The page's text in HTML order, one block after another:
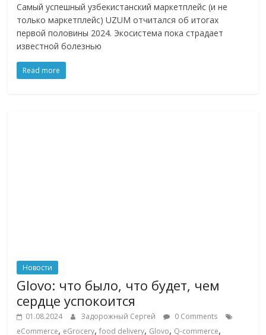
Самый успешный узбекистанский маркетплейс (и не
только маркетплейс) UZUM отчитался об итогах
первой половины 2024. Экосистема пока страдает
известной болезнью
Read more
Новости
Glovo: что было, что будет, чем
сердце успокоится
01.08.2024 Задорожный Сергей
0 Comments
eCommerce, eGrocery,food delivery, Glovo, Q-commerce,